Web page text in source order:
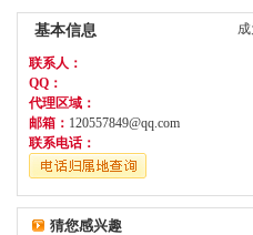
基本信息
联系人：
QQ：
代理区域：
邮箱： 120557849@qq.com
联系电话：
猜您感兴趣